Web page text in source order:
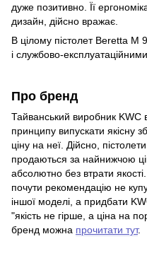
дуже позитивно. Її
дизайн, дійсно вражає.
В цілому пістолет Beretta M
і службово-
Про бренд
Тайванський виробник KWC
принципу випускати якісну
ціну на неї. Дійсно,
продаються за найнижчою
абсолютно без втрати
почути рекомендацію не
іншої моделі, а придбати
"якість не гірше, а ціна на
бренд можна прочитати тут.